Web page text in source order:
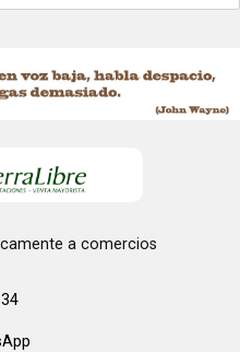
a comercios